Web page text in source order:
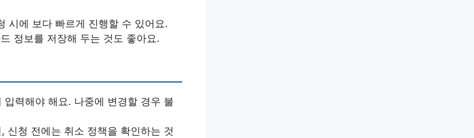
시에 보다 빠르게 진행할 수 있어요.
정보를 저장해 두는 것도 좋아요.
력해야 해요. 나중에 변경할 경우 불
신청 전에는 취소 정책을 확인하는 것